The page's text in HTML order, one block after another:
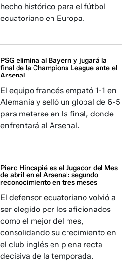
hecho histórico para el fútbol
ecuatoriano en Europa.
PSG elimina al Bayern y jugará la
final de la Champions League ante el
Arsenal
El equipo francés empató 1-1 en
Alemania y selló un global de 6-5
para meterse en la final, donde
enfrentará al Arsenal.
Piero Hincapié es el Jugador del Mes
de abril en el Arsenal: segundo
reconocimiento en tres meses
El defensor ecuatoriano volvió a
ser elegido por los aficionados
como el mejor del mes,
consolidando su crecimiento en
el club inglés en plena recta
decisiva de la temporada.